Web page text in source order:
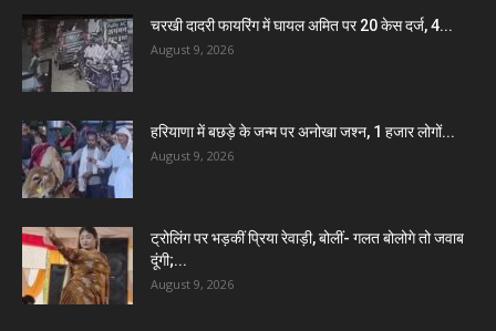
चरखी दादरी फायरिंग में घायल अमित पर 20 केस दर्ज, 4...
August 9, 2026
हरियाणा में बछड़े के जन्म पर अनोखा जश्न, 1 हजार लोगों...
August 9, 2026
ट्रोलिंग पर भड़कीं प्रिया रेवाड़ी, बोलीं- गलत बोलोगे तो जवाब
दूंगी;...
August 9, 2026